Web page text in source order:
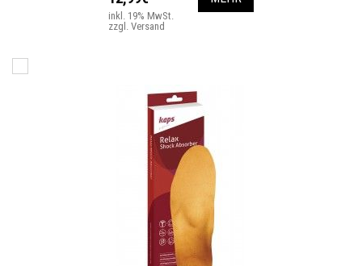
inkl. 19% MwSt.
zzgl. Versand